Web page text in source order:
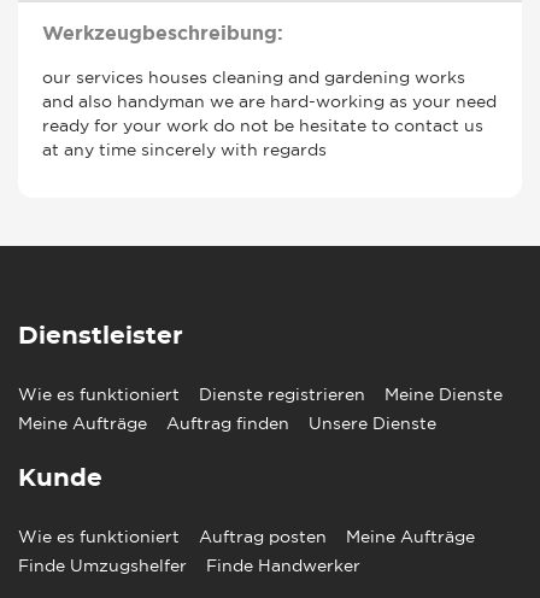
Werkzeugbeschreibung:
our services houses cleaning and gardening works
and also handyman we are hard-working as your need
ready for your work do not be hesitate to contact us
at any time sincerely with regards
Dienstleister
Wie es funktioniert Dienste registrieren
Meine Dienste
Meine Aufträge
Auftrag finden Unsere Dienste
Kunde
Wie es funktioniert Auftrag posten
Meine Aufträge
Finde Umzugshelfer
Finde Handwerker